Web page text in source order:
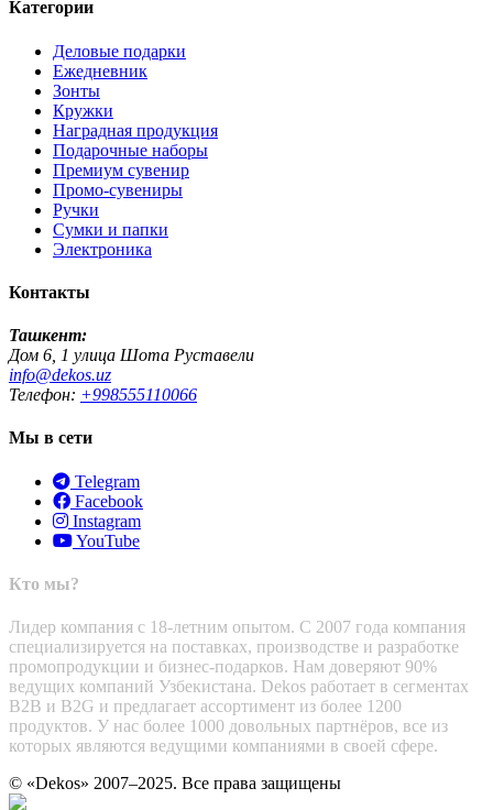
Категории
Деловые подарки
Ежедневник
Зонты
Кружки
Наградная продукция
Подарочные наборы
Премиум сувенир
Промо-сувениры
Ручки
Сумки и папки
Электроника
Контакты
Ташкент:
Дом 6, 1 улица Шота Руставели
info@dekos.uz
Телефон: +998555110066
Мы в сети
Telegram
Facebook
Instagram
YouTube
Кто мы?
Лидер компания с 18-летним опытом. С 2007 года компания
специализируется на поставках, производстве и разработке
промопродукции и бизнес-подарков. Нам доверяют 90%
ведущих компаний Узбекистана. Dekos работает в сегментах
B2B и B2G и предлагает ассортимент из более 1200
продуктов. У нас более 1000 довольных партнёров, все из
которых являются ведущими компаниями в своей сфере.
© «Dekos» 2007–2025. Все права защищены